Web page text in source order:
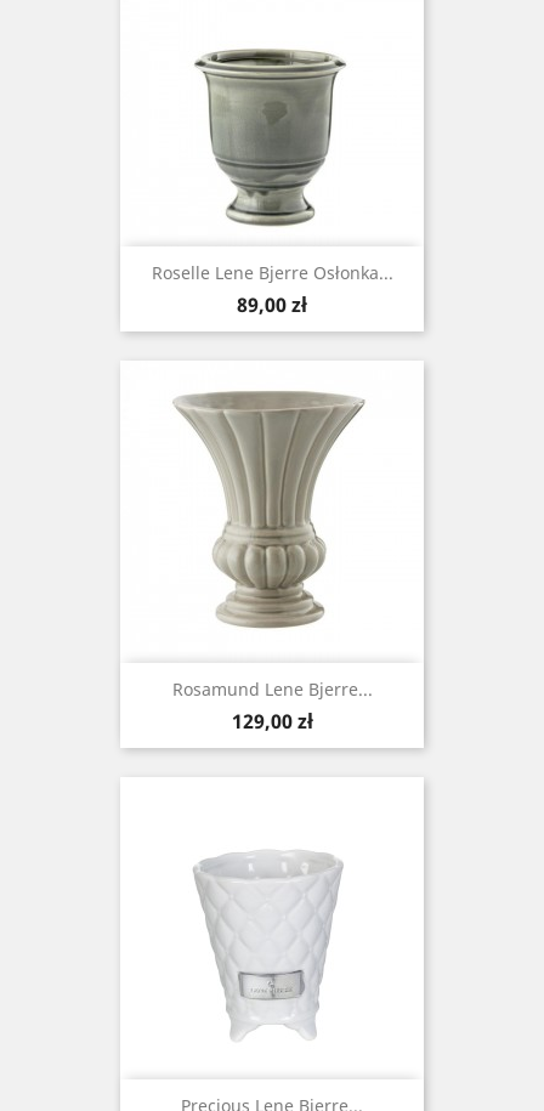
Roselle Lene Bjerre Osłonka...
Cena
89,00 zł
Rosamund Lene Bjerre...
Cena
129,00 zł
Precious Lene Bjerre...